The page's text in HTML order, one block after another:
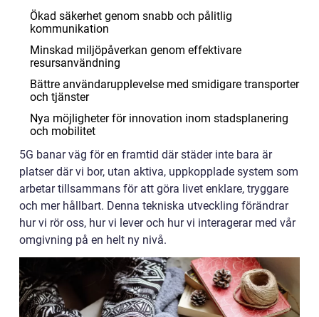
Ökad säkerhet genom snabb och pålitlig
kommunikation
Minskad miljöpåverkan genom effektivare
resursanvändning
Bättre användarupplevelse med smidigare transporter
och tjänster
Nya möjligheter för innovation inom stadsplanering
och mobilitet
5G banar väg för en framtid där städer inte bara är
platser där vi bor, utan aktiva, uppkopplade system som
arbetar tillsammans för att göra livet enklare, tryggare
och mer hållbart. Denna tekniska utveckling förändrar
hur vi rör oss, hur vi lever och hur vi interagerar med vår
omgivning på en helt ny nivå.